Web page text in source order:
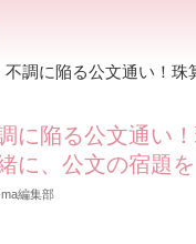
不調に陥る公文通い！珠
に陥る公文通い
に、公文の宿題を
編集部